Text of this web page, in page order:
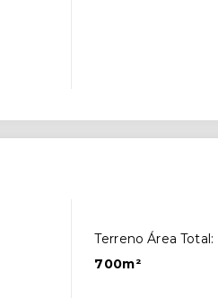
Terreno Área Total:
700m²